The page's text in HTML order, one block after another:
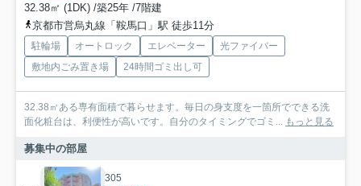
32.38㎡ (1DK) /築25年 /7階建
京都市営烏丸線「鞍馬口」駅 徒歩11分
駐輪場 オートロック エレベーター
光ファイバー
敷地内ごみ置き場
24時間ゴミ出し可
32.38㎡ある専有面積で暮らせます。毎日の身支度を一箇所でできる洗
面化粧台は、利便性が高いです。自分のタイミングでゴミ... もっと見る
募集中の部屋
305